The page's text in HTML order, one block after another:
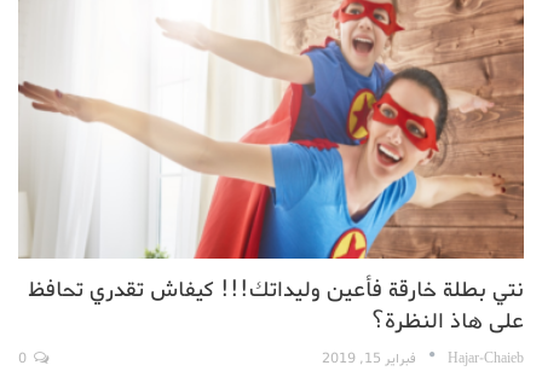
نتي بطلة خارقة فأعين وليداتك!!! كيفاش تقدري تحافظ
على هاذ النظرة؟
Hajar-Chaieb فبراير 15, 2019